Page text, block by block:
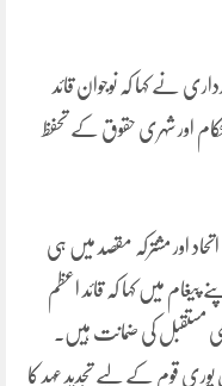
نے کہا کہ نوجوان قائد
اور شہری حقوق کے تحفظ
اور مشترکہ مقصد میں ہی
میں کہا کہ قائد اعظم
مستقبل کی ضمانت ہیں۔
پوری قوم کے لیے تجدید عہد کا